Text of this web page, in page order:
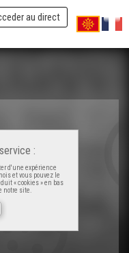
au direct
:
d'une expérience
et vous pouvez le
« cookies » en bas
notre site.